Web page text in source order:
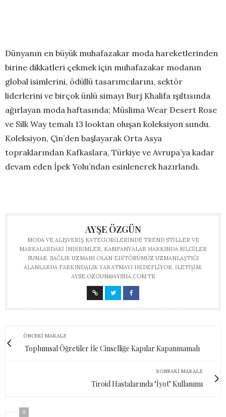
Dünyanın en büyük muhafazakar moda hareketlerinden
birine dikkatleri çekmek için muhafazakar modanın
global isimlerini, ödüllü tasarımcılarını, sektör
liderlerini ve birçok ünlü simayı Burj Khalifa ışıltısında
ağırlayan moda haftasında; Müslima Wear Desert Rose
ve Silk Way temalı 13 looktan oluşan koleksiyon sundu.
Koleksiyon, Çin’den başlayarak Orta Asya
topraklarından Kafkaslara, Türkiye ve Avrupa’ya kadar
devam eden İpek Yolu’ndan esinlenerek hazırlandı.
AYŞE ÖZGÜN
MODA VE ALIŞVERIŞ KATEGORILERINDE TREND STILLER VE
MARKALARDAKI INDIRIMLER, KAMPANYALAR HAKKINDA BILGILER
SUNAR. SAĞLIK UZMANI OLAN EDITÖRÜMÜZ UZMANLAŞTIĞI
ALANLARDA FARKINDALIK YARATMAYI HEDEFLIYOR. İLETIŞIM:
AYSE.OZGUN@AYSHA.COM.TR
ÖNCEKI MAKALE
Toplumsal Öğretiler İle Cinselliğe Kapılar Kapanmamalı
SONRAKI MAKALE
Tiroid Hastalarında "İyot" Kullanımı
0